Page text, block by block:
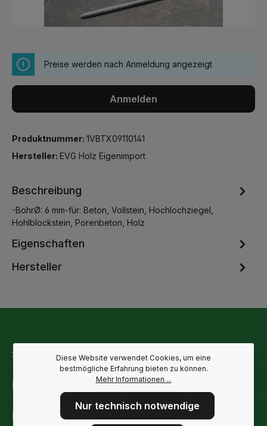
Preise werden nach Anmeldung angezeigt
Anmelden
Produktnummer: 1VBTX09110141
Hersteller: EVG Holz Eigenimport
Beschreibung
-BohrØ: 6 mm-für: Beton, Vollstein, Hochlochziegel,
Hohlblockstein, Porenbeton, Holz
Eigenschaften
Hersteller
Service-Hotline
Rechtliche Hinweise
Informationen
Diese Website verwendet Cookies, um eine
bestmögliche Erfahrung bieten zu können.
Mehr Informationen ...
Nur technisch notwendige